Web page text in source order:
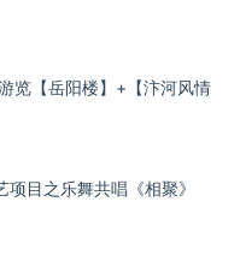
览【岳阳楼】+【汴河风情
目之乐舞共唱《相聚》